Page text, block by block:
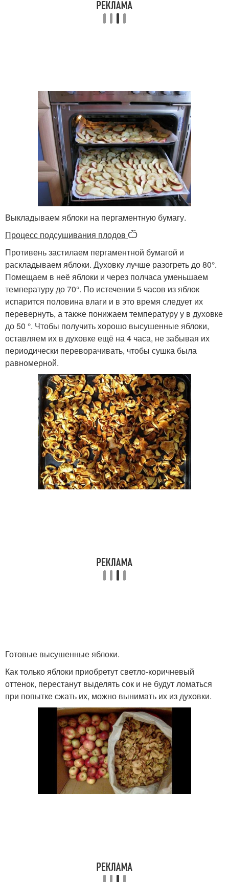
Выкладываем яблоки на пергаментную бумагу.
Процесс подсушивания плодов Ѽ
Противень застилаем пергаментной бумагой и
раскладываем яблоки. Духовку лучше разогреть до 80°.
Помещаем в неё яблоки и через полчаса уменьшаем
температуру до 70°. По истечении 5 часов из яблок
испарится половина влаги и в это время следует их
перевернуть, а также понижаем температуру у в духовке
до 50 °. Чтобы получить хорошо высушенные яблоки,
оставляем их в духовке ещё на 4 часа, не забывая их
периодически переворачивать, чтобы сушка была
равномерной.
Готовые высушенные яблоки.
Как только яблоки приобретут светло‑коричневый
оттенок, перестанут выделять сок и не будут ломаться
при попытке сжать их, можно вынимать их из духовки.